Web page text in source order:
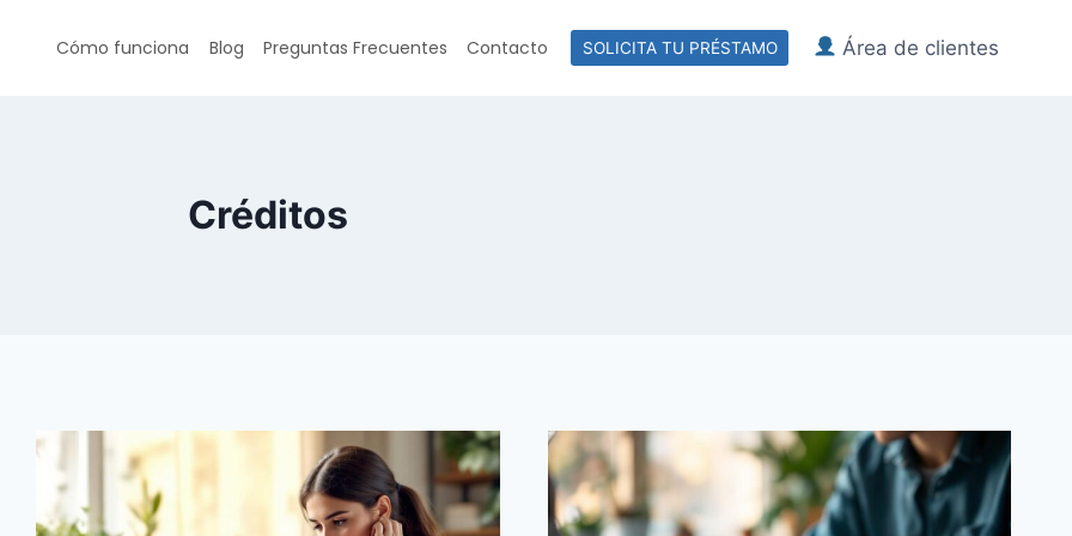
Cómo funciona Blog Preguntas Frecuentes Contacto SOLICITA TU PRÉSTAMO Área de clientes
Créditos